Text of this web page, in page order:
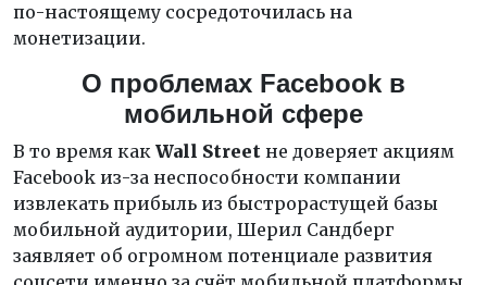
по-настоящему сосредоточилась на
монетизации.
О проблемах Facebook в
мобильной сфере
В то время как Wall Street не доверяет акциям
Facebook из-за неспособности компании
извлекать прибыль из быстрорастущей базы
мобильной аудитории, Шерил Сандберг
заявляет об огромном потенциале развития